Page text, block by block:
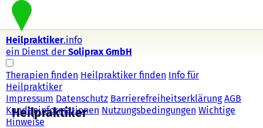
Heilpraktiker.info
ein Dienst der Soliprax GmbH
Therapien finden Heilpraktiker finden Info für
Heilpraktiker
Impressum Datenschutz Barrierefreiheitserklärung AGB
Kundeninformationen Nutzungsbedingungen Wichtige
Hinweise
Heilpraktiker